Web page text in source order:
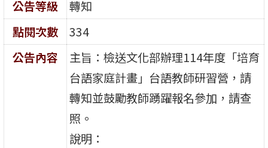
公告等級
轉知
點閱次數
334
公告內容
主旨：檢送文化部辦理114年度「培育
台語家庭計畫」台語教師研習營，請
轉知並鼓勵教師踴躍報名參加，請查
照。
說明：